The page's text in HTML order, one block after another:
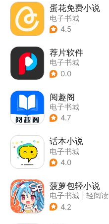
蛋花免费小说
电子书城
4.5
荐片软件
电子书城
0.0
阅趣阁
电子书城
4.7
话本小说
电子书城
4.0
菠萝包轻小说
电子书城
轻阅读
4.2